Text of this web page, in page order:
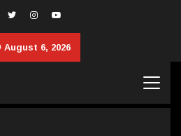
August 6, 2026